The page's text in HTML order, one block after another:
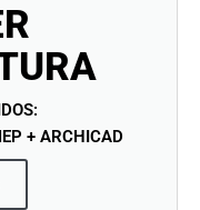
+ ARCHICAD